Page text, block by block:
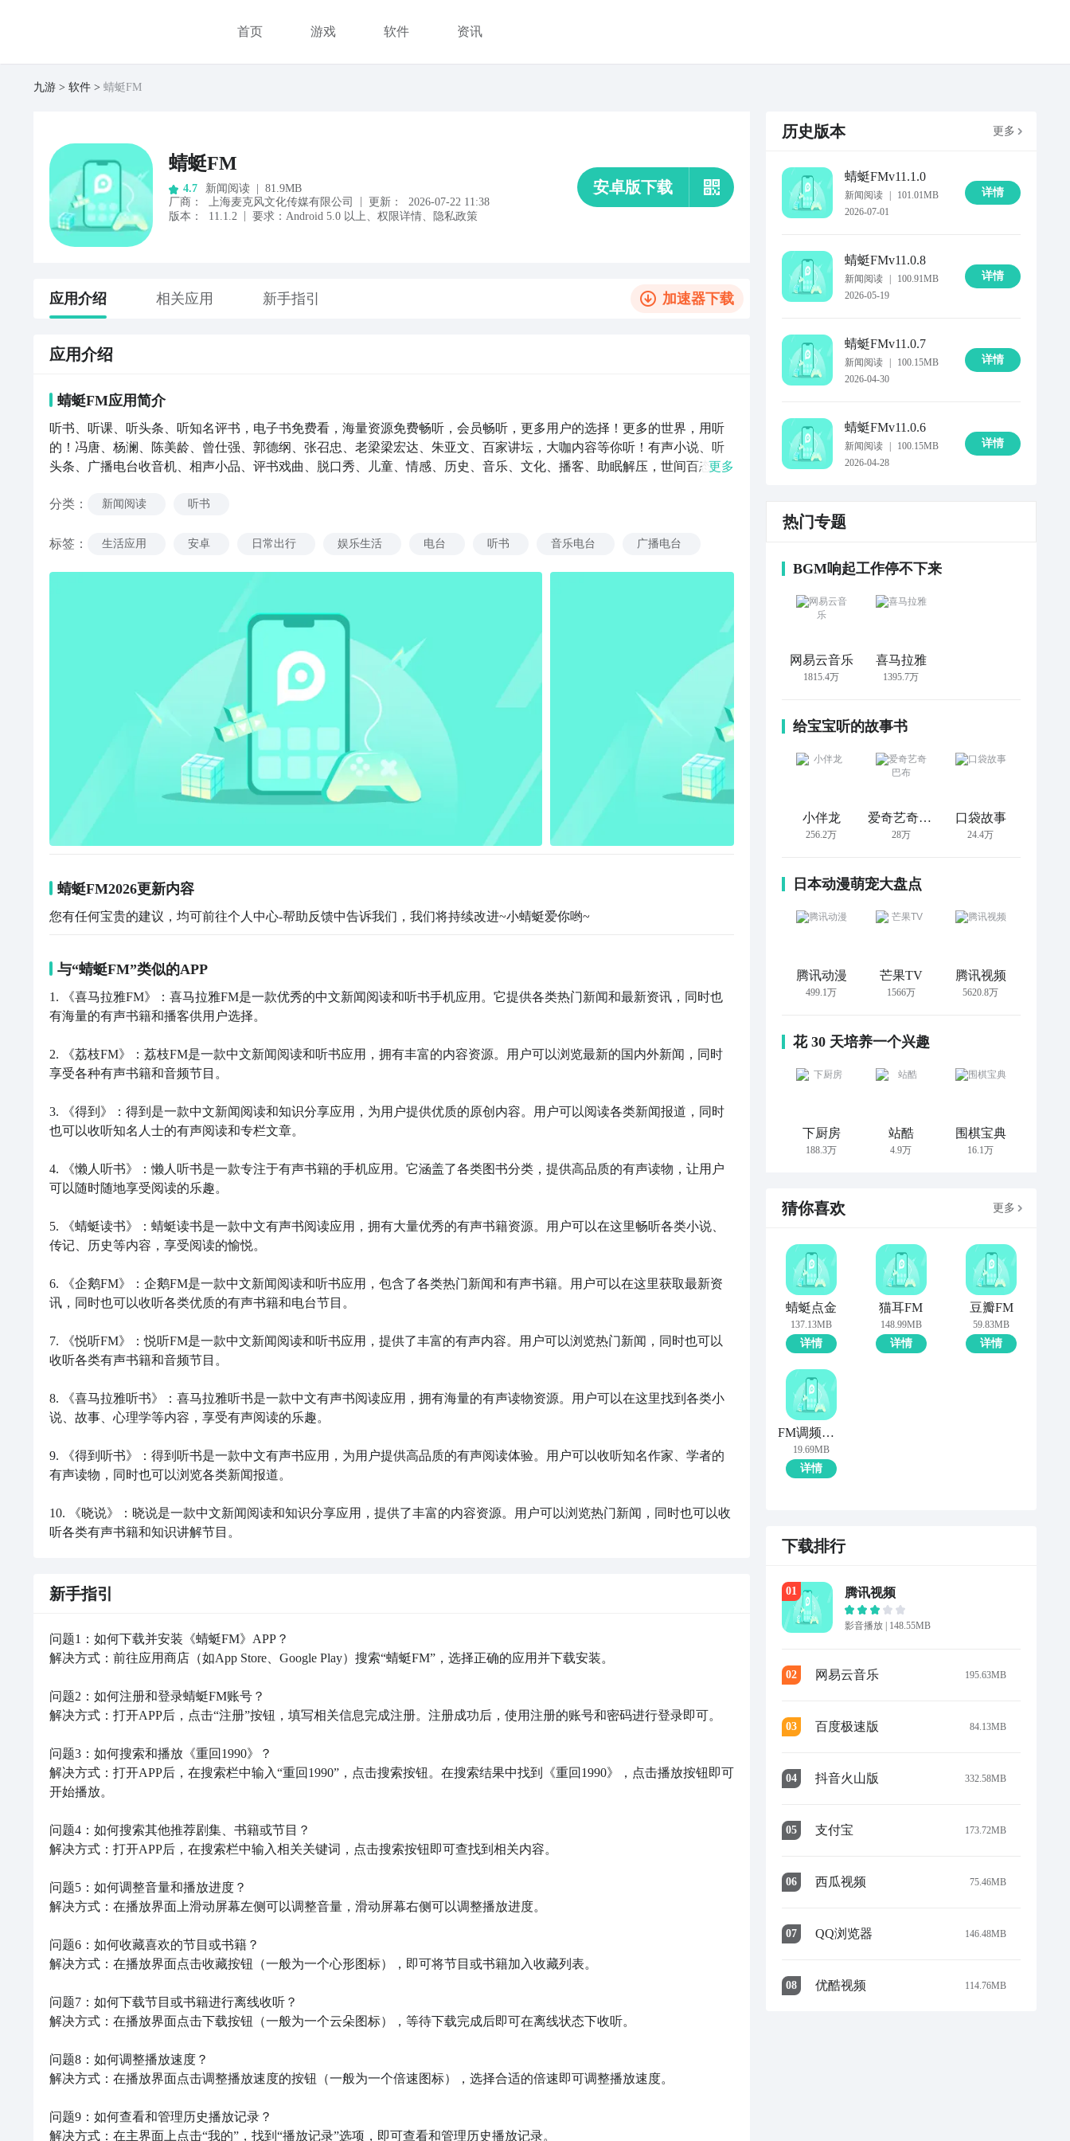
首页 游戏 软件 资讯
九游 软件 蜻蜓FM
蜻蜓FM
4.7 新闻阅读
81.9MB
厂商 ： 上海麦克风文化传媒有限公司 更新：
2026-07-22 11:38
版本：
11.1.2 要求： Android 5.0 以上、 权限详情、 隐私政策
安卓版下载
应用介绍 相关应用 新手指引 加速器下载
应用介绍
蜻蜓FM应用简介
听书、听课、听头条、听知名评书，电子书免费看，海量资源免费畅听，会员畅听，更多用户的选择！更多的世界，用听
的！冯唐、杨澜、陈美龄、曾仕强、郭德纲、张召忠、老梁梁宏达、朱亚文、百家讲坛，大咖内容等你听！有声小说、听
头条、广播电台收音机、相声小品、评书戏曲、脱口秀、儿童、情感、历史、音乐、文化、播客、助眠解压，世间百态人
课......独家收听！小说：三体、上门龙婿|至尊龙婿叶辰、鬼吹灯全集、北派盗墓笔记、平步青云、茅山后裔、阴阳通灵师、
风、心医林霖说、牛弹琴、爱特记者圈、军情观察、新华FM 、环球时报社评【大咖云集】冯唐、杨澜、陈美龄、曾仕强、
更多
分类 ： 新闻阅读 听书
标签 ： 生活应用 安卓 日常出行 娱乐生活 电台 听书 音乐电台 广播电台
蜻蜓FM2026更新内容
您有任何宝贵的建议，均可前往个人中心-帮助反馈中告诉我们，我们将持续改进~小蜻蜓爱你哟~
与“蜻蜓FM”类似的APP
1. 《喜马拉雅FM》：喜马拉雅FM是一款优秀的中文新闻阅读和听书手机应用。它提供各类热门新闻和最新资讯，同时也
有海量的有声书籍和播客供用户选择。
2. 《荔枝FM》：荔枝FM是一款中文新闻阅读和听书应用，拥有丰富的内容资源。用户可以浏览最新的国内外新闻，同时
享受各种有声书籍和音频节目。
3. 《得到》：得到是一款中文新闻阅读和知识分享应用，为用户提供优质的原创内容。用户可以阅读各类新闻报道，同时
也可以收听知名人士的有声阅读和专栏文章。
4. 《懒人听书》：懒人听书是一款专注于有声书籍的手机应用。它涵盖了各类图书分类，提供高品质的有声读物，让用户
可以随时随地享受阅读的乐趣。
5. 《蜻蜓读书》：蜻蜓读书是一款中文有声书阅读应用，拥有大量优秀的有声书籍资源。用户可以在这里畅听各类小说、
传记、历史等内容，享受阅读的愉悦。
6. 《企鹅FM》：企鹅FM是一款中文新闻阅读和听书应用，包含了各类热门新闻和有声书籍。用户可以在这里获取最新资
讯，同时也可以收听各类优质的有声书籍和电台节目。
7. 《悦听FM》：悦听FM是一款中文新闻阅读和听书应用，提供了丰富的有声内容。用户可以浏览热门新闻，同时也可以
收听各类有声书籍和音频节目。
8. 《喜马拉雅听书》：喜马拉雅听书是一款中文有声书阅读应用，拥有海量的有声读物资源。用户可以在这里找到各类小
说、故事、心理学等内容，享受有声阅读的乐趣。
9. 《得到听书》：得到听书是一款中文有声书应用，为用户提供高品质的有声阅读体验。用户可以收听知名作家、学者的
有声读物，同时也可以浏览各类新闻报道。
10. 《晓说》：晓说是一款中文新闻阅读和知识分享应用，提供了丰富的内容资源。用户可以浏览热门新闻，同时也可以收
听各类有声书籍和知识讲解节目。
新手指引
问题1：如何下载并安装《蜻蜓FM》APP？
解决方式：前往应用商店（如App Store、Google Play）搜索“蜻蜓FM”，选择正确的应用并下载安装。
问题2：如何注册和登录蜻蜓FM账号？
解决方式：打开APP后，点击“注册”按钮，填写相关信息完成注册。注册成功后，使用注册的账号和密码进行登录即可。
问题3：如何搜索和播放《重回1990》？
解决方式：打开APP后，在搜索栏中输入“重回1990”，点击搜索按钮。在搜索结果中找到《重回1990》，点击播放按钮即可
开始播放。
问题4：如何搜索其他推荐剧集、书籍或节目？
解决方式：打开APP后，在搜索栏中输入相关关键词，点击搜索按钮即可查找到相关内容。
问题5：如何调整音量和播放进度？
解决方式：在播放界面上滑动屏幕左侧可以调整音量，滑动屏幕右侧可以调整播放进度。
问题6：如何收藏喜欢的节目或书籍？
解决方式：在播放界面点击收藏按钮（一般为一个心形图标），即可将节目或书籍加入收藏列表。
问题7：如何下载节目或书籍进行离线收听？
解决方式：在播放界面点击下载按钮（一般为一个云朵图标），等待下载完成后即可在离线状态下收听。
问题8：如何调整播放速度？
解决方式：在播放界面点击调整播放速度的按钮（一般为一个倍速图标），选择合适的倍速即可调整播放速度。
问题9：如何查看和管理历史播放记录？
解决方式：在主界面上点击“我的”，找到“播放记录”选项，即可查看和管理历史播放记录。
历史版本 更多
蜻蜓FMv11.1.0
新闻阅读
101.01MB
2026-07-01
详情
蜻蜓FMv11.0.8
新闻阅读
100.91MB
2026-05-19
详情
蜻蜓FMv11.0.7
新闻阅读
100.15MB
2026-04-30
详情
蜻蜓FMv11.0.6
新闻阅读
100.15MB
2026-04-28
详情
热门专题
BGM响起工作停不下来
网易云音乐
1815.4万
喜马拉雅
1395.7万
给宝宝听的故事书
小伴龙
256.2万
爱奇艺奇巴布
28万
口袋故事
24.4万
日本动漫萌宠大盘点
腾讯动漫
499.1万
芒果TV
1566万
腾讯视频
5620.8万
花 30 天培养一个兴趣
下厨房
188.3万
站酷
4.9万
围棋宝典
16.1万
猜你喜欢 更多
蜻蜓点金
137.13MB
详情
猫耳FM
148.99MB
详情
豆瓣FM
59.83MB
详情
FM调频收音机
19.69MB
详情
下载排行
01 腾讯视频
影音播放 | 148.55MB
02 网易云音乐 195.63MB
03 百度极速版 84.13MB
04 抖音火山版 332.58MB
05 支付宝 173.72MB
06 西瓜视频 75.46MB
07 QQ浏览器 146.48MB
08 优酷视频 114.76MB